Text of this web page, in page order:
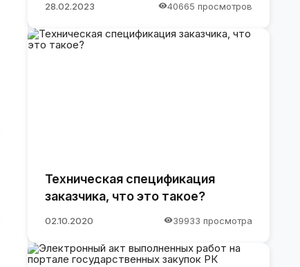
28.02.2023 40665 просмотров
Техническая спецификация
заказчика, что это такое?
02.10.2020 39933 просмотра